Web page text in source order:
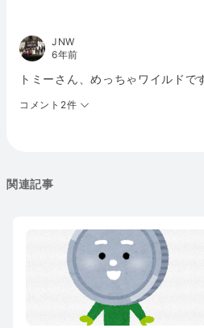
JNW
6年前
トミーさん、めっちゃワイルドで
コメント2件
関連記事